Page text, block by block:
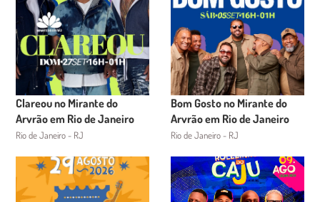
Clareou no Mirante do
Arvrão em Rio de Janeiro
Rio de Janeiro - RJ
Bom Gosto no Mirante do
Arvrão em Rio de Janeiro
Rio de Janeiro - RJ